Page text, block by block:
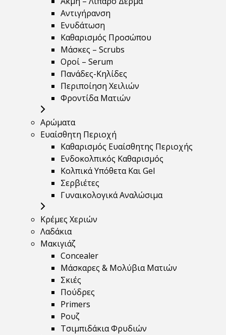
Αντιγήρανση
Ενυδάτωση
Καθαρισμός Προσώπου
Μάσκες – Scrubs
Οροί – Serum
Πανάδες-Κηλίδες
Περιποίηση Χειλιών
Φροντίδα Ματιών
Αρώματα
Ευαίσθητη Περιοχή
Καθαρισμός Ευαίσθητης Περιοχής
Ενδοκολπικός Καθαρισμός
Κολπικά Υπόθετα Και Gel
Σερβιέτες
Γυναικολογικά Αναλώσιμα
Κρέμες Χεριών
Λαδάκια
Μακιγιάζ
Concealer
Μάσκαρες & Μολύβια Ματιών
Σκιές
Πούδρες
Primers
Ρουζ
Τσιμπιδάκια Φρυδιών